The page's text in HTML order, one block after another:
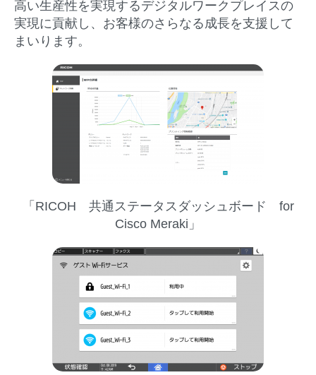
高い生産性を実現するデジタルワークプレイスの
実現に貢献し、お客様のさらなる成長を支援して
まいります。
「RICOH 共通ステータスダッシュボード for
Cisco Meraki」